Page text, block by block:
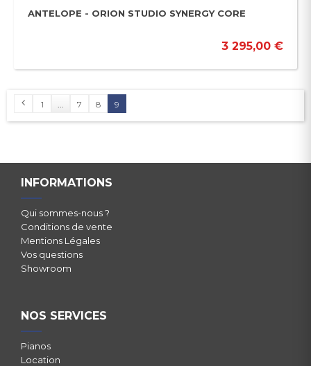
ANTELOPE - ORION STUDIO SYNERGY CORE
3 295,00 €
1 7 8 9
INFORMATIONS
Qui sommes-nous ?
Conditions de vente
Mentions Légales
Vos questions
Showroom
NOS SERVICES
Pianos
Location